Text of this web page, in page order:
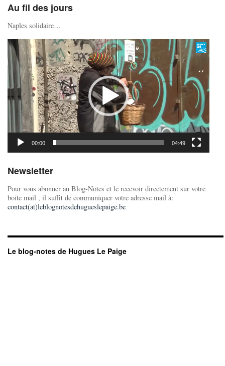
Au fil des jours
Naples solidaire…
Lecteur
vidéo
00:00 04:49
Newsletter
Pour vous abonner au Blog-Notes et le recevoir directement sur votre
boite mail , il suffit de communiquer votre adresse mail à:
contact(at)leblognotesdehugueslepaige.be
Le blog-notes de Hugues Le Paige